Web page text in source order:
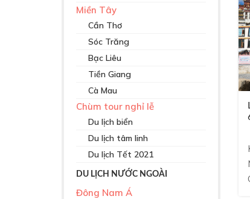
Miền Tây
Cần Thơ
Sóc Trăng
Bạc Liêu
Tiền Giang
Cà Mau
Chùm tour nghỉ lễ
Du lịch biển
Du lịch tâm linh
Du lịch Tết 2021
DU LỊCH NƯỚC NGOÀI
Đông Nam Á